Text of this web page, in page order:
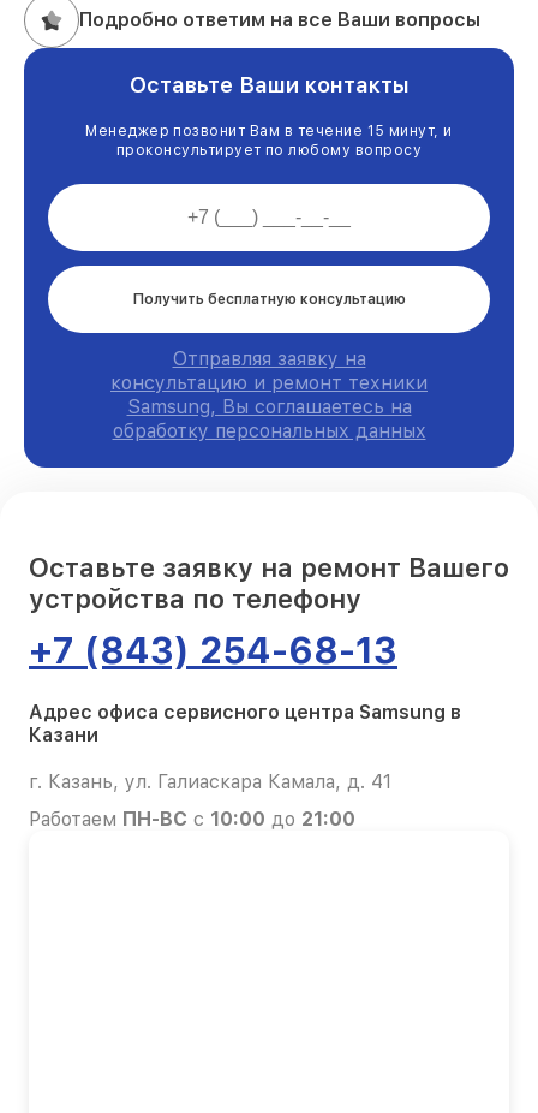
Подробно ответим на все Ваши вопросы
Оставьте Ваши контакты
Менеджер позвонит Вам в течение 15 минут, и
проконсультирует по любому вопросу
Получить бесплатную консультацию
Отправляя заявку на
консультацию и ремонт техники
Samsung, Вы соглашаетесь на
обработку персональных данных
Оставьте заявку на ремонт Вашего
устройства по телефону
+7 (843) 254-68-13
Адрес офиса сервисного центра Samsung в
Казани
г. Казань, ул. Галиаскара Камала, д. 41
Работаем ПН-ВС с 10:00 до 21:00